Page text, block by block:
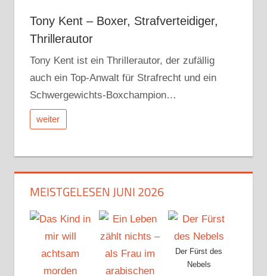
Tony Kent – Boxer, Strafverteidiger,
Thrillerautor
Tony Kent ist ein Thrillerautor, der zufällig
auch ein Top-Anwalt für Strafrecht und ein
Schwergewichts-Boxchampion…
weiter
MEISTGELESEN JUNI 2026
Der Fürst des
Nebels